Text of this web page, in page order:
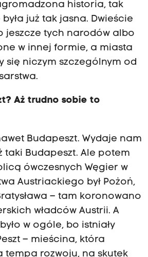
historia, tak
już tak jasna. Dwieście
jeszcze tych narodów albo
w innej formie, a miasta
się niczym szczególnym od
Aż trudno sobie to
Budapeszt. Wydaje nam
taki Budapeszt. Ale potem
ówczesnych Węgier w
Austriackiego był Pożoń,
– tam koronowano
władców Austrii. A
w ogóle, bo istniały
– mieścina, która
tempa rozwoju, na skutek